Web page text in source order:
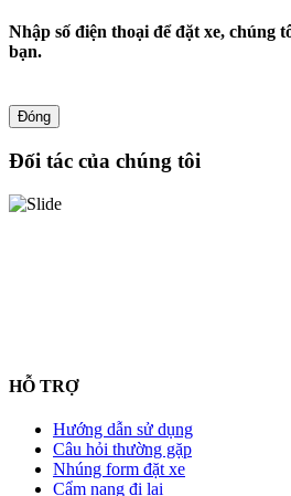
Nhập số điện thoại để đặt xe, chúng
bạn.
Đóng
Đối tác của chúng tôi
HỖ TRỢ
Hướng dẫn sử dụng
Câu hỏi thường gặp
Nhúng form đặt xe
Cẩm nang đi lại